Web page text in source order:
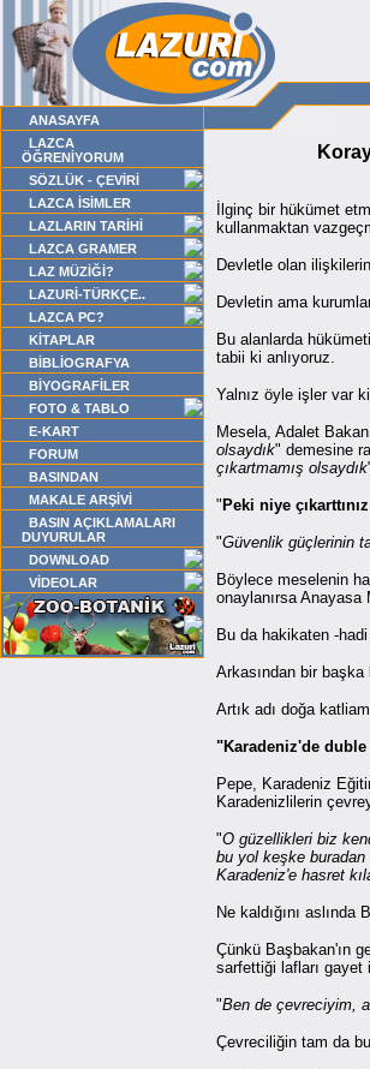
ANASAYFA
LAZCA
ÖĞRENİYORUM
SÖZLÜK - ÇEVİRİ
LAZCA İSİMLER
LAZLARIN TARİHİ
LAZCA GRAMER
LAZ MÜZİĞİ?
LAZURİ-TÜRKÇE..
LAZCA PC?
KİTAPLAR
BİBLİOGRAFYA
BİYOGRAFİLER
FOTO & TABLO
E-KART
FORUM
BASINDAN
MAKALE ARŞİVİ
BASIN AÇIKLAMALARI
DUYURULAR
DOWNLOAD
VİDEOLAR
İlginç bir hükümet
kullanmaktan
Devletle olan
Devletin ama
Bu alanlarda
tabii ki anlıyoruz.
Yalnız öyle işler var
Mesela, Adalet
olsaydık" demesine
çıkartmamış olsaydık
" Peki niye
"Güvenlik güçlerinin
Böylece meselenin
onaylanırsa Anayasa
Bu da hakikaten -
Arkasından bir
Artık adı doğa
"Karadeniz'de duble
Pepe, Karadeniz
Karadenizlilerin
"O güzellikleri biz
bu yol keşke buradan
Karadeniz'e hasret
Ne kaldığını
Çünkü Başbakan'ın
sarfettiği lafları gayet
"Ben de çevreciyim,
Çevreciliğin tam da